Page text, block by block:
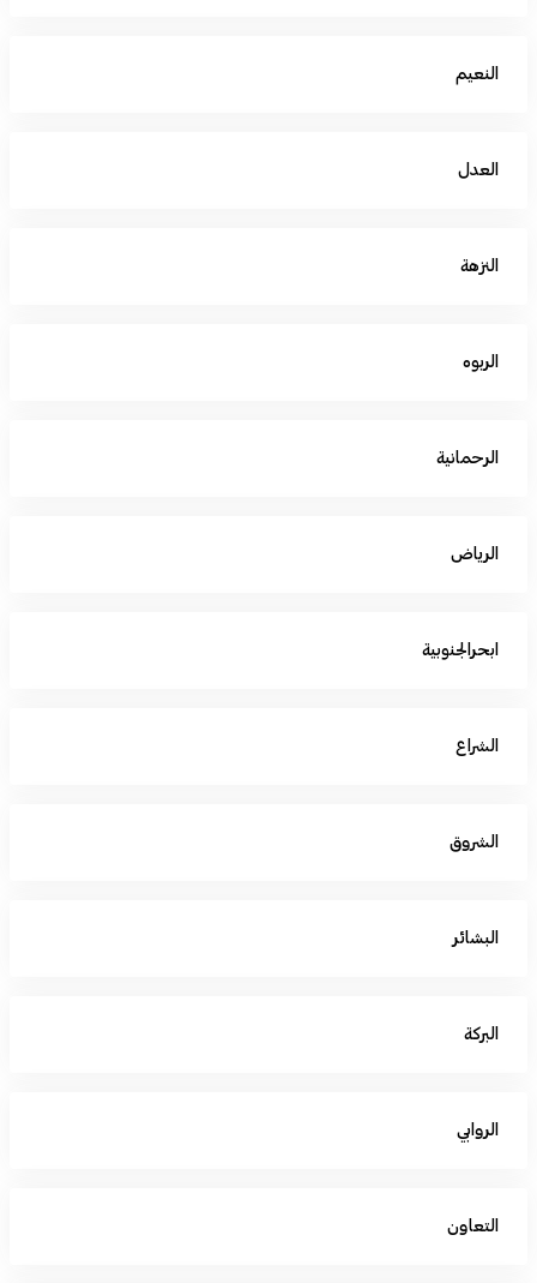
النعيم
العدل
النزهة
الربوه
الرحمانية
الرياض
ابحرالجنوبية
الشراع
الشروق
البشائر
البركة
الروابي
التعاون